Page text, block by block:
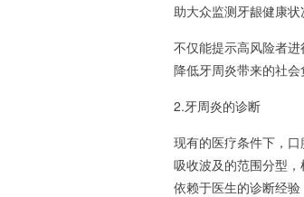
助大众监测牙龈健康状
不仅能提示高风险者
降低牙周炎带来的社会
2.牙周炎的诊断
现有的医疗条件下，
吸收波及的范围分型
依赖于医生的诊断经